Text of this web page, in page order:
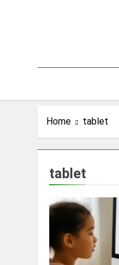
Home tablet
tablet